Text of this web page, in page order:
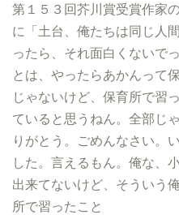
第１５３回芥川賞受賞作家
に「土台、俺たちは同じ人
ったら、それ面白くないで
とは、やったらあかんって
じゃないけど、保育所で習
ていると思うねん。全部じ
りがとう。ごめんなさい。
した。言えるもん。俺な、
出来てないけど、そういう
所で習ったこと